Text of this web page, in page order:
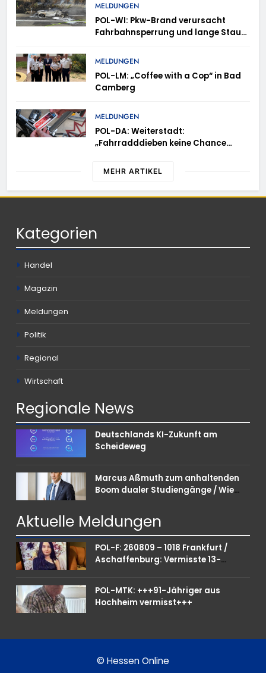
MELDUNGEN
POL-WI: Pkw-Brand verursacht
Fahrbahnsperrung und lange Staus
MELDUNGEN
POL-LM: „Coffee with a Cop“ in Bad
Camberg
MELDUNGEN
POL-DA: Weiterstadt:
„Fahrradddieben keine Chance
Anmeldung erforderlich
MEHR ARTIKEL
Kategorien
Handel
Magazin
Meldungen
Politik
Regional
Wirtschaft
Regionale News
Deutschlands KI-Zukunft am
Scheideweg
Marcus Aßmuth zum anhaltenden
Boom dualer Studiengänge / Wie
punkten können
Aktuelle Meldungen
POL-F: 260809 – 1018 Frankfurt /
Aschaffenburg: Vermisste 13-
POL-MTK: +++91-Jähriger aus
Hochheim vermisst+++
© Hessen Online